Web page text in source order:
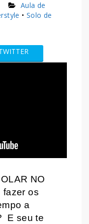
Aula de
• Solo de
NO
fazer os
a
E seu te